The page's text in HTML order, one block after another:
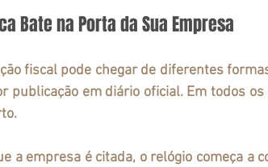
Bate na Porta da Sua Empresa
fiscal pode chegar de diferentes
publicação em diário oficial. Em todos os
a empresa é citada, o relógio começa a